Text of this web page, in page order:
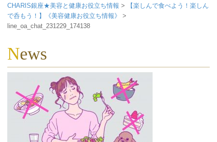
CHARIS銀座★美容と健康お役立ち情報 >
【楽しんで食べよう！楽しん
で呑もう！】《美容健康お役立ち情報》
>
line_oa_chat_231229_174138
News